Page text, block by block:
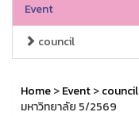
Event
council
Home>Event>council
มหาวิทยาลัย 5/2569